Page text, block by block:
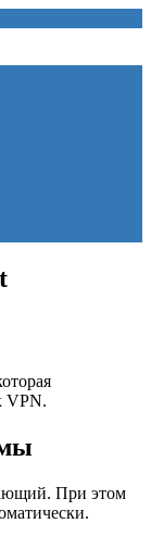
бесплатно
VPN.
При этом